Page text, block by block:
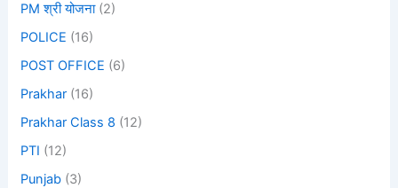
PM श्री योजना(2)
POLICE (16)
POST OFFICE (6)
Prakhar (16)
Prakhar Class 8 (12)
PTI (12)
Punjab (3)